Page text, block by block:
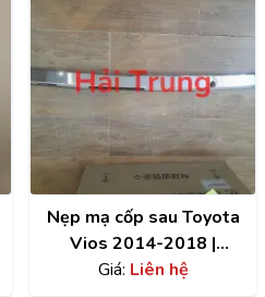
Nẹp mạ cốp sau Toyota
Vios 2014-2018 |
768010D280
Giá: Liên hệ